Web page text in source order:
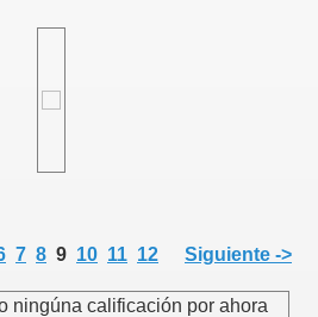
7 8 9 10 11 12 Siguiente ->
ningúna calificación por ahora